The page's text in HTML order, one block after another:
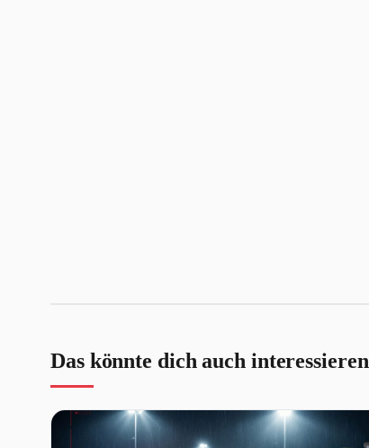
Das könnte dich auch interessieren